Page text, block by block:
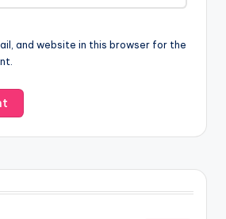
and website in this browser for the